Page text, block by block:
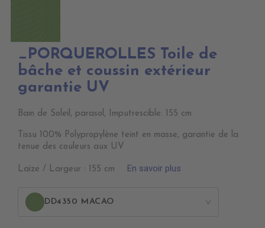
_PORQUEROLLES Toile de
bâche et coussin extérieur
garantie UV
Bain de Soleil, parasol, Imputrescible. 155 cm
Tissu 100% Polypropylène teint en masse, garantie de la
tenue des couleurs aux UV
Laize / Largeur : 155 cm En savoir plus
DD4350 MACAO >